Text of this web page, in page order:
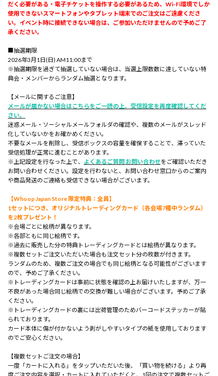
だく必要がある・電子チケットを操作する必要があるため、Wi-Fi環境でしか
使用できないスマートフォンやタブレット端末でのご注文はご遠慮くださ
い。イベント時に接続できない場合は、ご参加いただけませんので予めご了
承ください。
■抽選期限
2026年3月1日(日) AM11:00まで
※抽選期限を過ぎて抽選していない場合は、当選上限数数に達していない特
典会・メンバーからランダム抽選となります。
【メールに関するご注意】
メールが届かない場合はこちらをご一読の上、受信設定を再度確認してくだ
さい。
迷惑メール・ソーシャルメールフォルダの確認や、複数のメールがスレッド
化していないかをお確かめください。
不要なメールを削除し、受信ボックスの容量を確保することで、滞っていた
受信処理が正常に進むことがあります。
※上記設定を行なった上で、 よくあるご質問 お問い合わせをご確認いただき
お問い合わせください。設定を行わないと、お問い合わせ窓口からのご案内
や商品発送のご連絡も受信できない場合がございます。
【Whoop Japan Store 限定特典：全員】
1セットにつき、オリジナルトレーディングカード（各会場7種中ランダム）
を2枚プレゼント！
※会場ごとに絵柄が異なります。
※各部ともに同じ絵柄です。
※過去に販売した分の特典トレーディングカードとは絵柄が異なります。
※複数セットご注文いただいた場合も注文セット分の枚数が付きます。
ランダムのため、複数ご注文の場合でも同じ絵柄となる可能性がございます
ので、予めご了承ください。
※トレーディングカードは事前に状態を確認の上お届けいたしますが、万一
不良があった場合同じ絵柄での交換が難しい場合がございます。予めご了承
ください。
※トレーディングカードの裏には出荷管理のためバーコードステッカーが貼
られております。
カード本体に傷が付かないよう剥がしやすいタイプの紙を使用しております
のでご安心ください。
【複数セットご注文の場合】
一度「カートに入れる」をタップいただいた後、「買い物を続ける」より再